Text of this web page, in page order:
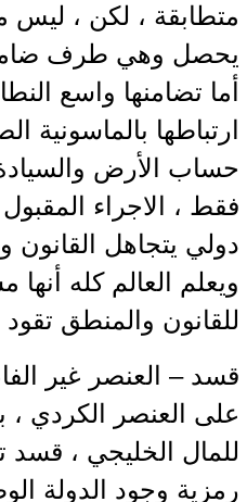
متطابقة ، لكن ، ليس
يحصل وهي طرف ضامن
أما تضامنها واسع
ارتباطها بالماسونية
حساب الأرض
فقط ، الاجراء
دولي يتجاهل
ويعلم العالم كله
للقانون والمنطق
قسد – العنصر غير
على العنصر الكردي ،
للمال الخليجي ، قسد
رمزية وجود الدولة